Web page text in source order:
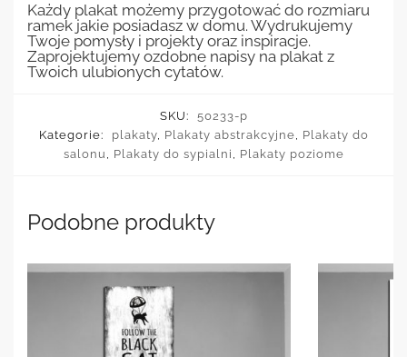
Każdy plakat możemy przygotować do rozmiaru
ramek jakie posiadasz w domu. Wydrukujemy
Twoje pomysły i projekty oraz inspiracje.
Zaprojektujemy ozdobne napisy na plakat z
Twoich ulubionych cytatów.
SKU:
50233-p
Kategorie:
plakaty, Plakaty abstrakcyjne, Plakaty do
salonu , Plakaty do sypialni , Plakaty poziome
Podobne produkty